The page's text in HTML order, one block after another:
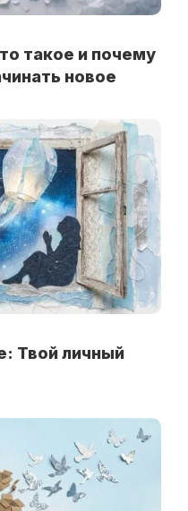
такое и почему
новое
Твой личный